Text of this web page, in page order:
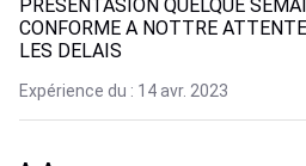
PRESENTASION QUELQUE
CONFORME A NOTTRE
LES DELAIS
Expérience du : 14 avr. 2023